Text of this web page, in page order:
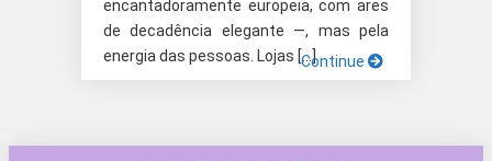
encantadoramente europeia, com ares
de decadência elegante —, mas pela
energia das pessoas. Lojas […]Continue